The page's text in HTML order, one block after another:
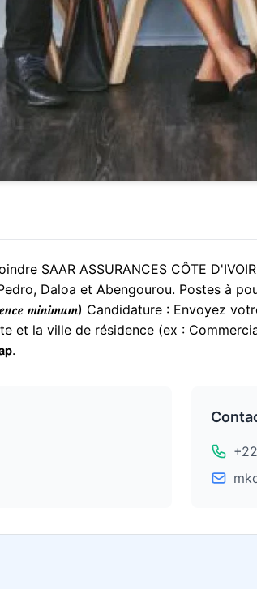
SAAR ASSURANCES CÔTE
Daloa et Abengourou. Postes à
𝒎𝒊𝒏𝒊𝒎𝒖𝒎) Candidature : Envoyez
et la ville de résidence (ex :